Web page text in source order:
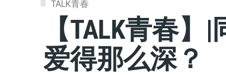
TALK青春
【TALK青春
爱得那么深？